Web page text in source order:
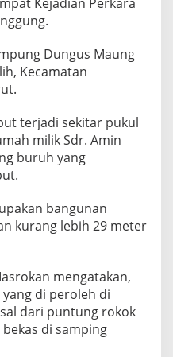
Dungus Maung
Kecamatan
terjadi sekitar pukul
milik Sdr. Amin
buruh yang
bangunan
kurang lebih 29 meter
mengatakan,
di peroleh di
dari puntung rokok
di samping